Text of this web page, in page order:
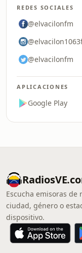
REDES SOCIALES
@elvacilonfm
@elvacilonfm
APLICACIONES
Google Play
Escucha emisoras de
ciudad, género o
dispositivo.